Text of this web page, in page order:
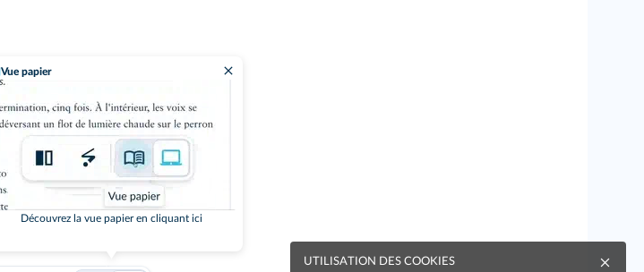
Vue papier
Découvrez la vue papier en cliquant ici
UTILISATION DES COOKIES